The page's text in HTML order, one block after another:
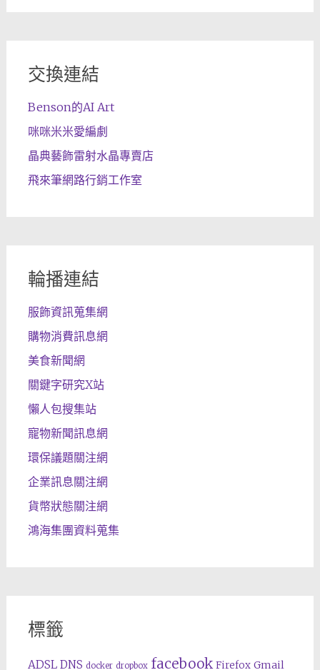
交換連結
Benson的AI Art
咪咪米米愛編劇
晶典藝飾雷射水晶專賣店
飛來筆網路行銷工作室
輪播連結
服飾資訊蒐集網
購物消費訊息網
美食新聞網
關鍵字研究X站
懶人包搜集站
寵物新聞訊息網
環保議題關注網
企業訊息關注網
貨幣狀態關注網
鴻海集團資料蒐集
標籤
ADSL DNS docker dropbox facebook Firefox Gmail